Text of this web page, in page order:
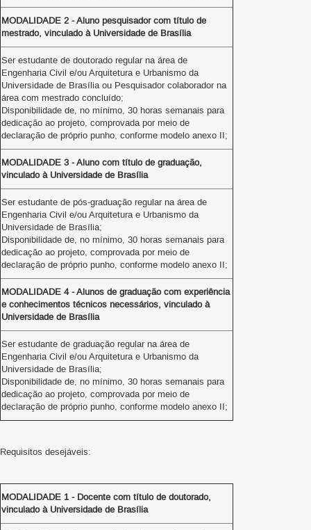
MODALIDADE 2 - Aluno pesquisador com título de
mestrado, vinculado à Universidade de Brasília
Ser estudante de doutorado regular na área de
Engenharia Civil e/ou Arquitetura e Urbanismo da
Universidade de Brasília ou Pesquisador colaborador na
área com mestrado concluído;
Disponibilidade de, no mínimo, 30 horas semanais para
dedicação ao projeto, comprovada por meio de
declaração de próprio punho, conforme modelo anexo II;
MODALIDADE 3 - Aluno com título de graduação,
vinculado à Universidade de Brasília
Ser estudante de pós-graduação regular na área de
Engenharia Civil e/ou Arquitetura e Urbanismo da
Universidade de Brasília;
Disponibilidade de, no mínimo, 30 horas semanais para
dedicação ao projeto, comprovada por meio de
declaração de próprio punho, conforme modelo anexo II;
MODALIDADE 4 - Alunos de graduação com experiência
e conhecimentos técnicos necessários, vinculado à
Universidade de Brasília
Ser estudante de graduação regular na área de
Engenharia Civil e/ou Arquitetura e Urbanismo da
Universidade de Brasília;
Disponibilidade de, no mínimo, 30 horas semanais para
dedicação ao projeto, comprovada por meio de
declaração de próprio punho, conforme modelo anexo II;
Requisitos desejáveis:
MODALIDADE 1 - Docente com título de doutorado,
vinculado à Universidade de Brasília